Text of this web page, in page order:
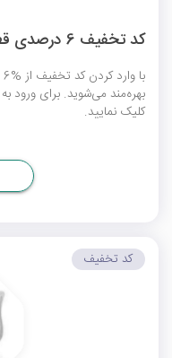
کد تخفیف 6 درصدی قطار فدک
بهره‌مند می‌شوید. برای ورود
کلیک نمایید.
کد تخفیف